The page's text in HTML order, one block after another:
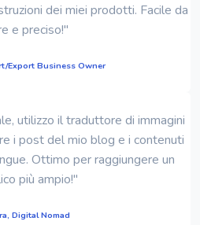
dei miei prodotti. Facile da
e preciso!"
Export Business Owner
utilizzo il traduttore di immagini
i post del mio blog e i contenuti
Ottimo per raggiungere un
più ampio!"
Digital Nomad